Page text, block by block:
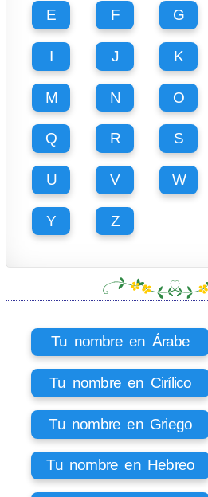
E F G
I J K
M N O
Q R S
U V W
Y Z
Tu nombre en Árabe
Tu nombre en Cirílico
Tu nombre en Griego
Tu nombre en Hebreo